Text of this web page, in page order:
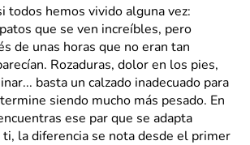
todos hemos vivido alguna vez:
que se ven increíbles, pero
de unas horas que no eran tan
Rozaduras, dolor en los pies,
basta un calzado inadecuado para
siendo mucho más pesado. En
ese par que se adapta
la diferencia se nota desde el primer